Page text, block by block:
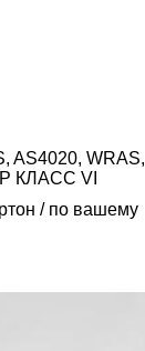
AS4020, WRAS,
КЛАСС VI
/ по вашему